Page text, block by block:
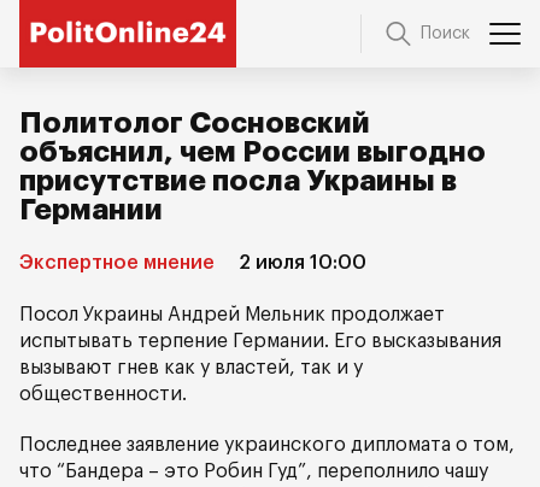
Поиск
Политолог Сосновский
объяснил, чем России выгодно
присутствие посла Украины в
Германии
Экспертное мнение 2 июля 10:00
Посол Украины Андрей Мельник продолжает
испытывать терпение Германии. Его высказывания
вызывают гнев как у властей, так и у
общественности.
Последнее заявление украинского дипломата о том,
что “Бандера – это Робин Гуд”, переполнило чашу